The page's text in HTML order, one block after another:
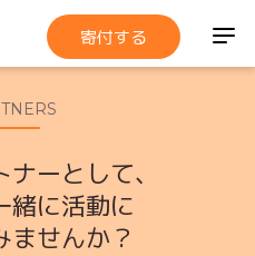
寄付する
ーとして、
緒に活動に
ませんか？